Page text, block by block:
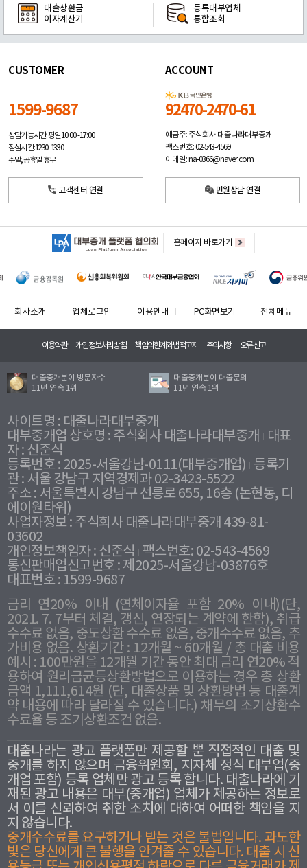
대출상환금
이자계산기
등록대부업체
통합조회
CUSTOMER
1599-9687
상담가능시간: 평일10:00 -17:00
점심시간: 12:30 - 13:30
주말, 공휴일 휴무
고객센터 연결
ACCOUNT
92470-2470-61
예금주: 주식회사 대출나라대부중개
팩스번호: 02-543-4569
이메일: na-0366@naver.com
민원상담 연결
홈페이지 바로가기
회사소개 업체로그인 이용안내 PC화면보기 전체메뉴
이용약관 개인정보처리방침 책임의한계와법적고지 주의사항 오류신고
대출중개분야 방문자수
11년 연속 1위
대출중개분야 대출문의
11년 연속 1위
사이트명 : 대출나라대부중개
대부중개업 상호명 : 주식회사 대출나라대부중개
대표
자 : 신준식
등록번호 : 2025-서울강남-0111(대부중개업) 등록기
관 : 서울 강남구 지역경제과 02-3423-5522
주소 : 서울특별시 강남구 선릉로 655, 16층 (논현동, 디
에이원타워)
사업자정보 : 주식회사 대출나라대부중개 439-81-
03602
개인정보책임자 : 신준식
팩스번호: 02-543-4569
통신판매업신고번호 : 제2025-서울강남-03876호
대표번호 : 1599-9687
금리 연20% 이내 (연체이자율 포함 20% 이내)(단,
2021. 7. 7부터 체결, 갱신, 연장되는 계약에 한함), 취급
수수료 없음, 중도상환 수수료 없음, 중개수수료 없음, 추
가비용 없음. 상환기간 : 12개월 ~ 60개월 / 총 대출 비용
예시 : 100만원을 12개월 기간 동안 최대 금리 연20% 적
용하여 원리금균등상환방법으로 이용하는 경우 총 상환
금액 1,111,614원 (단, 대출상품 및 상환방법 등 대출계
약 내용에 따라 달라질 수 있습니다.) 채무의 조기상환수
수료율 등 조기상환조건 없음.
대출나라는 광고 플랫폼만 제공할 뿐 직접적인 대출 및
중개를 하지 않으며 금융위원회, 지자체 정식 대부업(중
개업 포함) 등록 업체만 광고 등록 합니다. 대출나라에 기
재된 광고 내용은 대부(중개업) 업체가 제공하는 정보로
서 이를 신뢰하여 취한 조치에 대하여 어떠한 책임을 지
지 않습니다.
중개수수료를 요구하거나 받는 것은 불법입니다. 과도한
빛은 당신에게 큰 불행을 안겨줄 수 있습니다. 대출 시 신